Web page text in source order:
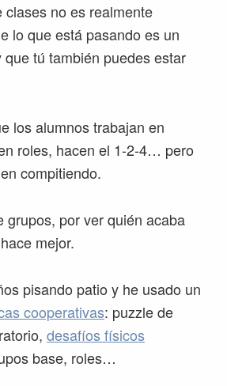
no es realmente
lo que está pasando es un
tú también puedes estar
los alumnos trabajan en
roles, hacen el 1-2-4… pero
compitiendo.
grupos, por ver quién acaba
mejor.
pisando patio y he usado un
cooperativas: puzzle de
desafíos físicos
base, roles…